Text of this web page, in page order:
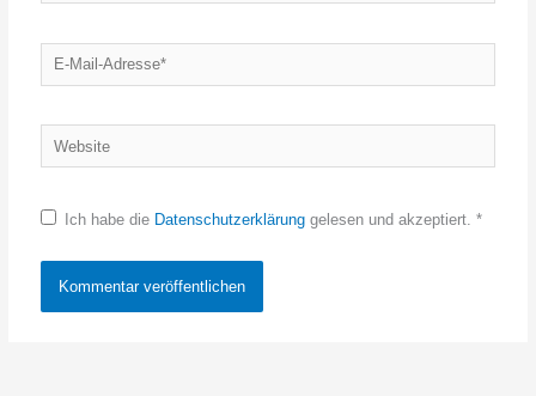
E-
Mail-
Website
Ich habe die Datenschutzerklärunggelesen und akzeptiert. *